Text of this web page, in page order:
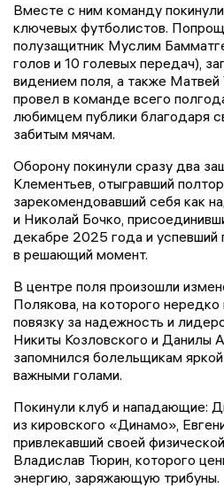
Вместе с ним команду
ключевых футболистов.
полузащитник Муслим
голов и 10 голевых передач),
видением поля, а также Матвей
провел в команде всего
любимцем публики благодаря
забитым мячам.
Оборону покинули сразу два
Клементьев, отыгравший
зарекомендовавший себя как
и Николай Бочко,
декабре 2025 года и успевший
в решающий момент.
В центре поля произошли
Полякова, на которого нередко
повязку за надежность и
Никиты Козловского и Данилы
запомнился болельщикам
важными голами.
Покинули клуб и нападающие:
из кировского «Динамо»,
привлекавший своей
Владислав Тюрин, которого
энергию, заряжающую трибуны.